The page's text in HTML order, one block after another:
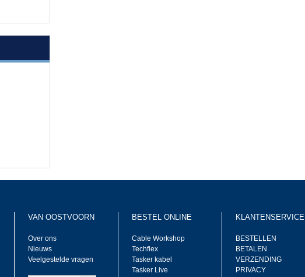
VAN OOSTVOORN
Over ons
Nieuws
Veelgestelde vragen
BESTEL ONLINE
Cable Workshop
Techflex
Tasker kabel
Tasker Live
KLANTENSERVICE
BESTELLEN
BETALEN
VERZENDING
PRIVACY